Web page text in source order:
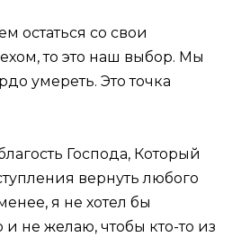
остаться со свои
то это наш выбор. Мы
умереть. Это точка
Господа, Который
вернуть любого
я не хотел бы
и не желаю, чтобы кто-то из